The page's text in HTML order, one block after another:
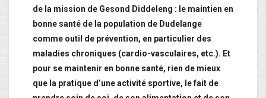
de la mission de Gesond Diddeleng : le maintien en
bonne santé de la population de Dudelange
comme outil de prévention, en particulier des
maladies chroniques (cardio-vasculaires, etc.). Et
pour se maintenir en bonne santé, rien de mieux
que la pratique d’une activité sportive, le fait de